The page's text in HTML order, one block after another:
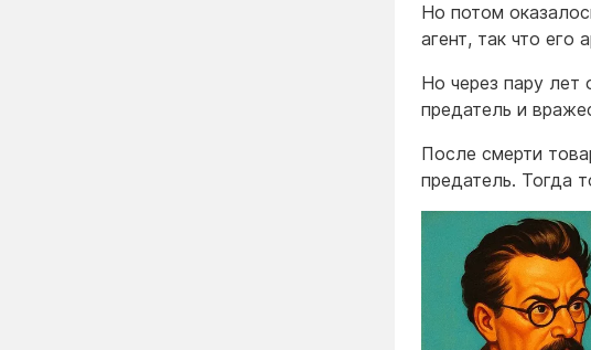
Но потом
агент, так что
Но через пару лет
предатель и
После смерти
предатель. Тогда